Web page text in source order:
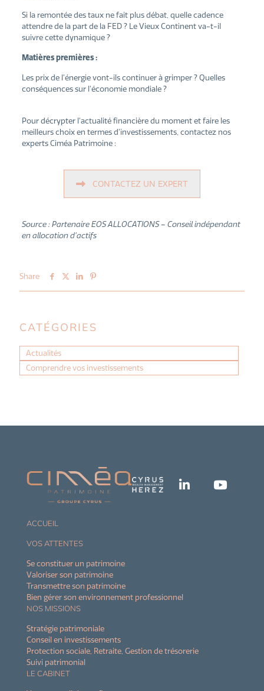
Si la remontée des taux ne fait plus débat, quelle cadence
attendre de la part de la FED ? Le Vieux Continent va-t-il
suivre cette dynamique ?
Matières premières :
Les prix de l’énergie vont-ils continuer à grimper ? Quelles
conséquences sur l’économie mondiale ?
Pour décrypter l’actualité financière du moment et faire les
meilleurs choix en termes d’investissements, contactez nos
experts Ciméa Patrimoine :
CONTACTEZ UN EXPERT
Source : Partenaire EOS ALLOCATIONS – Conseil indépendant
en allocation d’actifs
Share
CATÉGORIES
Actualités
Comprendre vos investissements
ACCUEIL
VOS ATTENTES
Se constituer un patrimoine
Valoriser son patrimoine
Transmettre son patrimoine
Bien gérer son environnement professionnel
NOS MISSIONS
Stratégie patrimoniale
Conseil en investissements
Protection sociale, Retraite, Gestion de trésorerie
Suivi patrimonial
LE CABINET